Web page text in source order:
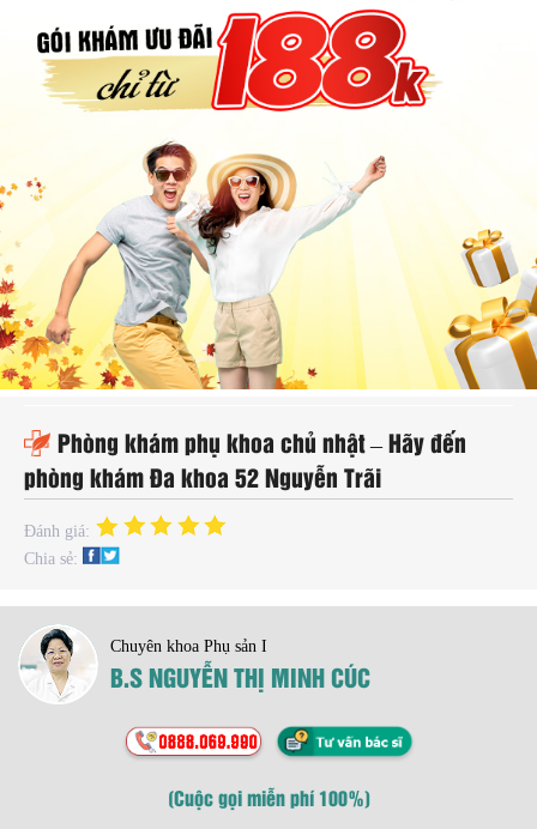
Phòng khám phụ khoa chủ nhật – Hãy đến
phòng khám Đa khoa 52 Nguyễn Trãi
Đánh giá:
Chia sẻ:
Chuyên khoa Phụ sản I
B.S NGUYỄN THỊ MINH CÚC
(Cuộc gọi miễn phí 100%)